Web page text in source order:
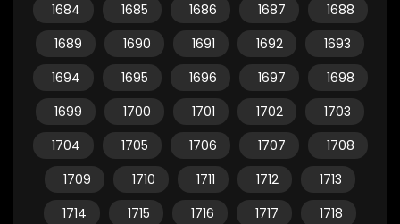
1684
1685 1686 1687
1688
1689
1690 1691 1692
1693
1694
1695 1696 1697
1698
1699
1700 1701 1702
1703
1704
1705 1706 1707
1708
1709
1710 1711 1712
1713
1714
1715 1716 1717
1718